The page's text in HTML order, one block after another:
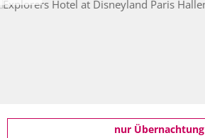
nur Übernachtung